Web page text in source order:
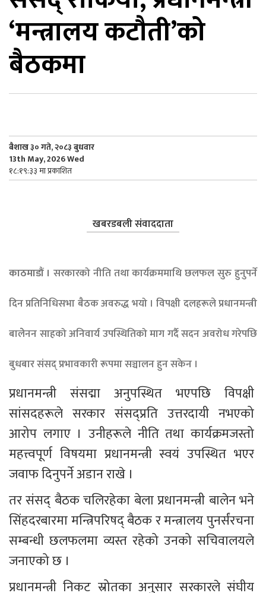
‘मन्त्रालय कटौती’को
बैठकमा
बैशाख ३० गते, २०८३ बुधवार
13th May, 2026 Wed
१८:१९:३३ मा प्रकाशित
खबरडबली संवाददाता
काठमाडौं । सरकारको नीति तथा कार्यक्रममाथि छलफल सुरु हुनुपर्ने
दिन प्रतिनिधिसभा बैठक अवरुद्ध भयो । विपक्षी दलहरूले प्रधानमन्त्री
बालेेनन साहको अनिवार्य उपस्थितिको माग गर्दै सदन अवरोध गरेपछि
बुधबार संसद् प्रभावकारी रूपमा सञ्चालन हुन सकेन ।
प्रधानमन्त्री संसद्मा अनुपस्थित भएपछि विपक्षी
सांसदहरूले सरकार संसद्प्रति उत्तरदायी नभएको
आरोप लगाए । उनीहरूले नीति तथा कार्यक्रमजस्तो
महत्त्वपूर्ण विषयमा प्रधानमन्त्री स्वयं उपस्थित भएर
जवाफ दिनुपर्ने अडान राखे ।
तर संसद् बैठक चलिरहेका बेला प्रधानमन्त्री बालेन भने
सिंहदरबारमा मन्त्रिपरिषद् बैठक र मन्त्रालय पुनर्संरचना
सम्बन्धी छलफलमा व्यस्त रहेको उनको सचिवालयले
जनाएको छ ।
प्रधानमन्त्री निकट स्रोतका अनुसार सरकारले संघीय